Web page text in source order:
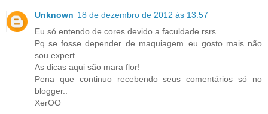
Unknown 18 de dezembro de 2012 às 13:57
Eu só entendo de cores devido a faculdade rsrs
Pq se fosse depender de maquiagem..eu gosto mais não
sou expert.
As dicas aqui são mara flor!
Pena que continuo recebendo seus comentários só no
blogger..
XerOO